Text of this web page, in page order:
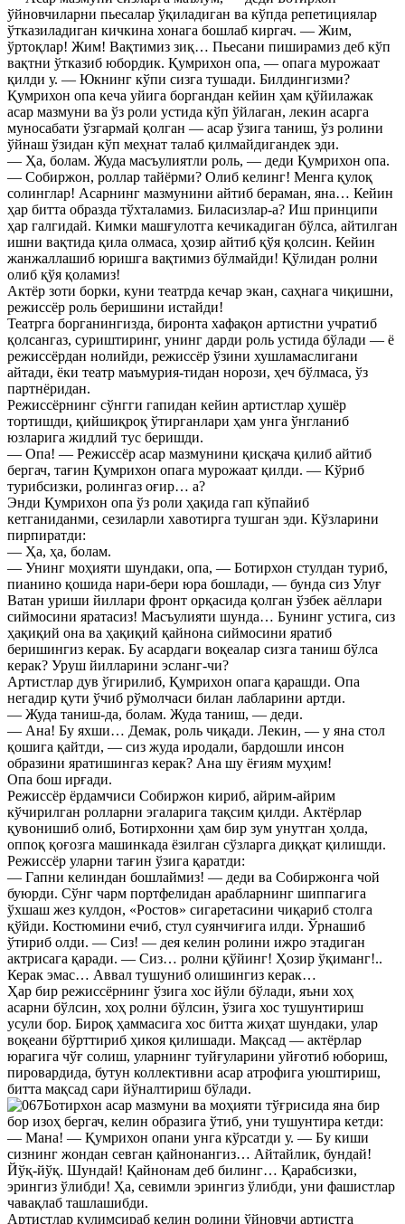
ўйновчиларни пьесалар ўқиладиган ва кўпда репетициялар
ўтказиладиган кичкина хонага бошлаб киргач. — Жим,
ўртоқлар! Жим! Вақтимиз зиқ… Пьесани пиширамиз деб кўп
вақтни ўтказиб юбордик. Қумрихон опа, — опага мурожаат
қилди у. — Юкнинг кўпи сизга тушади. Билдингизми?
Қумрихон опа кеча уйига боргандан кейин ҳам қўйилажак
асар мазмуни ва ўз роли устида кўп ўйлаган, лекин асарга
муносабати ўзгармай қолган — асар ўзига таниш, ўз ролини
ўйнаш ўзидан кўп меҳнат талаб қилмайдигандек эди.
— Ҳа, болам. Жуда масъулиятли роль, — деди Қумрихон опа.
— Собиржон, роллар тайёрми? Олиб келинг! Менга қулоқ
солинглар! Асарнинг мазмунини айтиб бераман, яна… Кейин
ҳар битта образда тўхталамиз. Биласизлар-а? Иш принципи
ҳар галгидай. Кимки машғулотга кечикадиган бўлса, айтилган
ишни вақтида қила олмаса, ҳозир айтиб қўя қолсин. Кейин
жанжаллашиб юришга вақтимиз бўлмайди! Қўлидан ролни
олиб қўя қоламиз!
Актёр зоти борки, куни театрда кечар экан, саҳнага чиқишни,
режиссёр роль беришини истайди!
Театрга борганингизда, биронта хафақон артистни учратиб
қолсангаз, суриштиринг, унинг дарди роль устида бўлади — ё
режиссёрдан нолийди, режиссёр ўзини хушламаслигани
айтади, ёки театр маъмурия-тидан норози, ҳеч бўлмаса, ўз
партнёридан.
Режиссёрнинг сўнгги гапидан кейин артистлар ҳушёр
тортишди, қийшиқроқ ўтирганлари ҳам унга ўнгланиб
юзларига жидлий тус беришди.
— Опа! — Режиссёр асар мазмунини қисқача қилиб айтиб
бергач, тағин Қумрихон опага мурожаат қилди. — Кўриб
турибсизки, ролингаз оғир… а?
Энди Қумрихон опа ўз роли ҳақида гап кўпайиб
кетганиданми, сезиларли хавотирга тушган эди. Кўзларини
пирпиратди:
— Ҳа, ҳа, болам.
— Унинг моҳияти шундаки, опа, — Ботирхон стулдан туриб,
пианино қошида нари-бери юра бошлади, — бунда сиз Улуғ
Ватан уриши йиллари фронт орқасида қолган ўзбек аёллари
сиймосини яратасиз! Масъулияти шунда… Бунинг устига, сиз
ҳақиқий она ва ҳақиқий қайнона сиймосини яратиб
беришингиз керак. Бу асардаги воқеалар сизга таниш бўлса
керак? Уруш йилларини эсланг-чи?
Артистлар дув ўгирилиб, Қумрихон опага қарашди. Опа
негадир қути ўчиб рўмолчаси билан лабларини артди.
— Жуда таниш-да, болам. Жуда таниш, — деди.
— Ана! Бу яхши… Демак, роль чиқади. Лекин, — у яна стол
қошига қайтди, — сиз жуда иродали, бардошли инсон
образини яратишингаз керак? Ана шу ёғиям муҳим!
Опа бош ирғади.
Режиссёр ёрдамчиси Собиржон кириб, айрим-айрим
кўчирилган ролларни эгаларига тақсим қилди. Актёрлар
қувонишиб олиб, Ботирхонни ҳам бир зум унутган ҳолда,
оппоқ қоғозга машинкада ёзилган сўзларга диққат қилишди.
Режиссёр уларни тағин ўзига қаратди:
— Гапни келиндан бошлаймиз! — деди ва Собиржонга чой
буюрди. Сўнг чарм портфелидан арабларнинг шиппагига
ўхшаш жез кулдон, «Ростов» сигаретасини чиқариб столга
қўйди. Костюмини ечиб, стул суянчиғига илди. Ўрнашиб
ўтириб олди. — Сиз! — дея келин ролини ижро этадиган
актрисага қаради. — Сиз… ролни қўйинг! Ҳозир ўқиманг!..
Керак эмас… Аввал тушуниб олишингиз керак…
Ҳар бир режиссёрнинг ўзига хос йўли бўлади, яъни хоҳ
асарни бўлсин, хоҳ ролни бўлсин, ўзига хос тушунтириш
усули бор. Бироқ ҳаммасига хос битта жиҳат шундаки, улар
воқеани бўрттириб ҳикоя қилишади. Мақсад — актёрлар
юрагига чўғ солиш, уларнинг туйғуларини уйғотиб юбориш,
пировардида, бутун коллективни асар атрофига уюштириш,
битта мақсад сари йўналтириш бўлади.
Ботирхон асар мазмуни ва моҳияти тўғрисида яна бир
бор изоҳ бергач, келин образига ўтиб, уни тушунтира кетди:
— Мана! — Қумрихон опани унга кўрсатди у. — Бу киши
сизнинг жондан севган қайнонангиз… Айтайлик, бундай!
Йўқ-йўқ. Шундай! Қайнонам деб билинг… Қарабсизки,
эрингиз ўлибди! Ҳа, севимли эрингиз ўлибди, уни фашистлар
чавақлаб ташлашибди.
Артистлар кулимсираб келин ролини ўйновчи артистга